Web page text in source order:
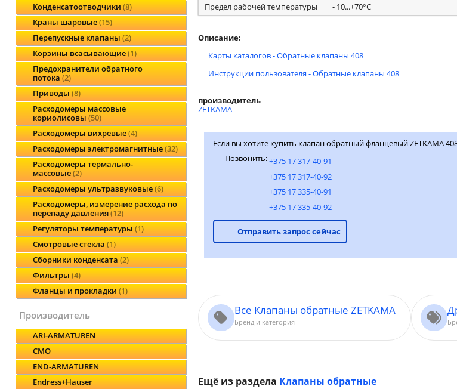
Конденсатоотводчики 8
Краны шаровые 15
Перепускные клапаны 2
Корзины всасывающие 1
Предохранители обратного
потока 2
Приводы 8
Расходомеры массовые
кориолисовы 50
Расходомеры вихревые 4
Расходомеры электромагнитные 32
Расходомеры термально-
массовые 2
Расходомеры ультразвуковые 6
Расходомеры, измерение расхода по
перепаду давления 12
Регуляторы температуры 1
Смотровые стекла 1
Сборники конденсата 2
Фильтры 4
Фланцы и прокладки 1
производитель
ARI-ARMATUREN
CMO
END-ARMATUREN
Endress+Hauser
Предел рабочей температуры
- 10...+70°С
Описание:
Карты каталогов - Обратные клапаны 408
Инструкции пользователя - Обратные клапаны 408
производитель
ZETKAMA
Если вы хотите купить клапан обратный фланцевый ZETKAMA
Позвонить:+375 17 317-40-91
+375 17 317-40-92
+375 17 335-40-91
+375 17 335-40-92
Отправить запрос сейчас
Все Клапаны обратные ZETKAMA
Бренд и категория
Ещё из раздела Клапаны обратные